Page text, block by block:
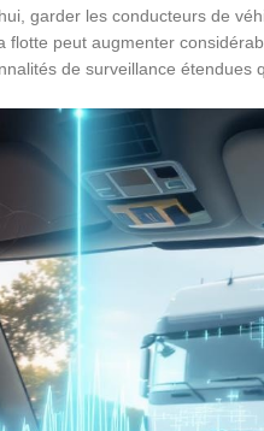
garder les conducteurs de
peut augmenter
de surveillance étendues